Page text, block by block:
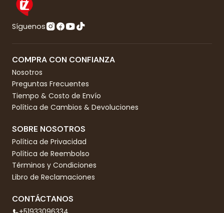
Síguenos
COMPRA CON CONFIANZA
Nosotros
Preguntas Frecuentes
Tiempo & Costo de Envío
Política de Cambios & Devoluciones
SOBRE NOSOTROS
Política de Privacidad
Política de Reembolso
Términos y Condiciones
Libro de Reclamaciones
CONTÁCTANOS